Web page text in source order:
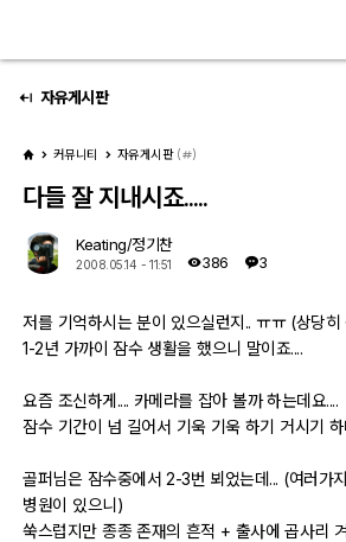
홈
갤러리
자유 갤러리
회원 갤러리
전시회 갤러리
커뮤니티
자유게시판
커뮤니티 자유게시판 ( )
다들 잘 지내시죠.....
Keating/정기찬
2008.05.14 - 11:51 386 3
저를 기억하시는 분이 있으실런지.. ㅠㅠ (상당
1-2년 가까이 잠수 생활을 했으니 말이죠....
요즘 조신하게.... 카메라를 잡아 볼까 하는데요....
잠수 기간이 넘 길어서 기욱 기욱 하기 거시기 하
골퍼님은 잠수중에서 2-3번 뵈었는데... (여러가
병원이 있으니)
쑥스럽지만 종종 존재의 흔적 + 출사에 곱사리